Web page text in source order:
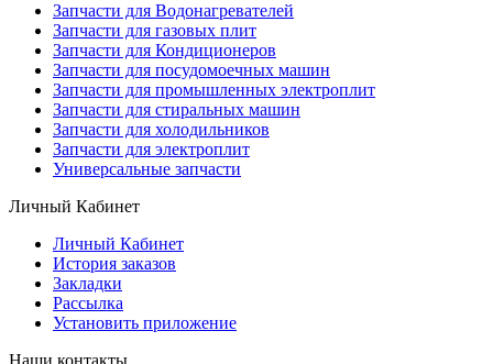
Запчасти для Водонагревателей
Запчасти для газовых плит
Запчасти для Кондиционеров
Запчасти для посудомоечных машин
Запчасти для промышленных электроплит
Запчасти для стиральных машин
Запчасти для холодильников
Запчасти для электроплит
Универсальные запчасти
Личный Кабинет
Личный Кабинет
История заказов
Закладки
Рассылка
Установить приложение
Наши контакты